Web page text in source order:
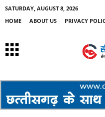
SATURDAY, AUGUST 8, 2026
HOME
ABOUT US PRIVACY